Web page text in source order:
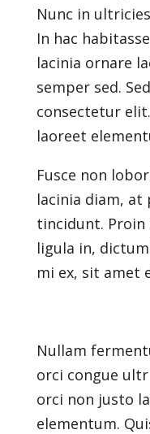
Nunc in
In hac
lacinia ornare
semper sed.
consectetur
laoreet
Fusce non
lacinia diam,
tincidunt.
ligula in,
mi ex, sit amet
Nullam
orci congue
orci non justo
elementum.